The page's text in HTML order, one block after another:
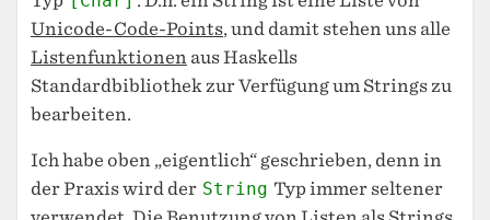
Unicode-Code-Points, und damit stehen uns alle
Listenfunktionen aus Haskells
Standardbibliothek zur Verfügung um Strings zu
bearbeiten.
Ich habe oben „eigentlich“ geschrieben, denn in
der Praxis wird der String Typ immer seltener